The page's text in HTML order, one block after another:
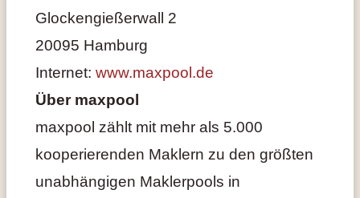
Glockengießerwall 2
20095 Hamburg
Internet: www.maxpool.de
Über maxpool
maxpool zählt mit mehr als 5.000
kooperierenden Maklern zu den größten
unabhängigen Maklerpools in